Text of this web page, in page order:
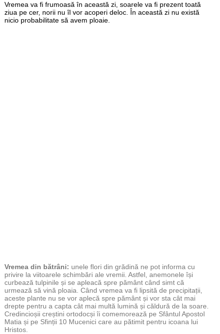
Vremea va fi frumoasă în această zi, soarele va fi prezent toată
ziua pe cer, norii nu îl vor acoperi deloc. În această zi nu există
nicio probabilitate să avem ploaie.
Vremea din bătrâni: unele flori din grădină ne pot informa cu
privire la viitoarele schimbări ale vremii. Astfel, anemonele își
curbează tulpinile și se apleacă spre pământ când simt că
urmează să vină ploaia. Când vremea va fi lipsită de precipitații,
aceste plante nu se vor aplecă spre pământ și vor sta cât mai
drepte pentru a capta cât mai multă lumină și căldură de la soare.
Credincioșii creștini ortodocși îi comemorează pe Sfântul Apostol
Matia și pe Sfinții 10 Mucenici care au pătimit pentru icoana lui
Hristos.